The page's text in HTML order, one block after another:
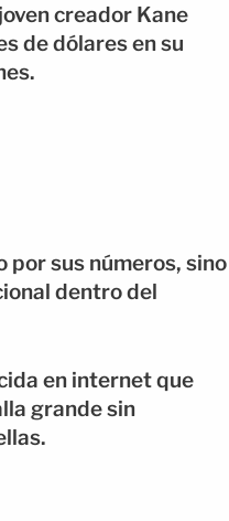
creador Kane
de dólares en su
por sus números, sino
dentro del
en internet que
grande sin